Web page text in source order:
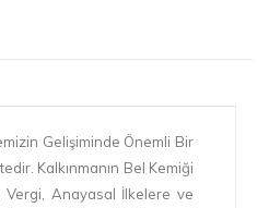
Gelişiminde Önemli Bir
Kalkınmanın Bel Kemiği
Anayasal İlkelere ve